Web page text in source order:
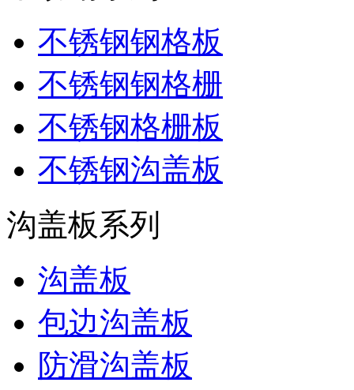
不锈钢钢格板
不锈钢钢格栅
不锈钢格栅板
不锈钢沟盖板
沟盖板系列
沟盖板
包边沟盖板
防滑沟盖板